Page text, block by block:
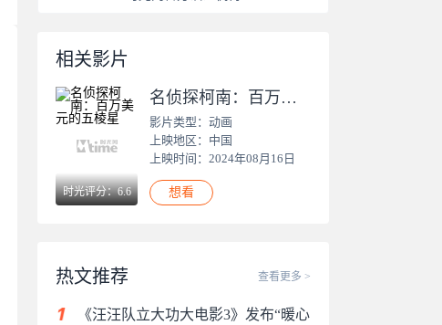
相关影片
时光评分：6.6
名侦探柯南：百万美元的五棱星
影片类型：动画
上映地区：中国
上映时间：2024年08月16日
想看
热文推荐 查看更多 >
《汪汪队立大功大电影3》发布“暖心